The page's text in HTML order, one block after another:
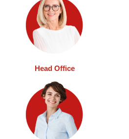
Head Office